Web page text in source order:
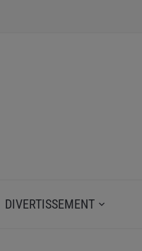
DIVERTISSEMENT